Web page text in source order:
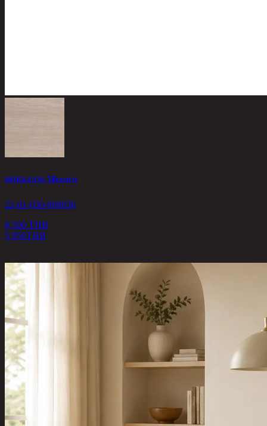
MOKKA/150, โต๊ะอาหาร
22-01-030-000036
8,500 THB
5,950THB